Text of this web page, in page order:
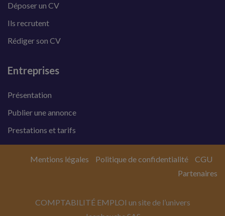
Déposer un CV
Ils recrutent
Rédiger son CV
Entreprises
Présentation
Publier une annonce
Prestations et tarifs
COMPTABILITÉ EMPLOI un site de l’univers
Mentions légales Politique de confidentialité
CGU
Partenaires